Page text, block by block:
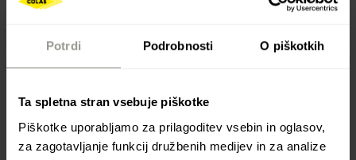
Potrdi Podrobnosti O piškotkih
Ta spletna stran vsebuje piškotke
Piškotke uporabljamo za prilagoditev vsebin in oglasov,
za zagotavljanje funkcij družbenih medijev in za analize